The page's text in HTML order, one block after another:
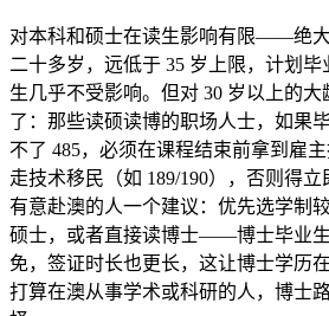
对本科和硕士在读生影响有限——绝
二十多岁，远低于 35 岁上限，计划毕
生几乎不受影响。但对 30 岁以上的
了：那些读硕读博的职场人士，如果
不了 485，必须在课程结束前拿到雇
走技术移民（如 189/190），否则得立
有意赴澳的人一个建议：优先选学制
硕士，或者直接读博士——博士毕业
免，签证时长也更长，这让博士学历
打算在澳从事学术或科研的人，博士